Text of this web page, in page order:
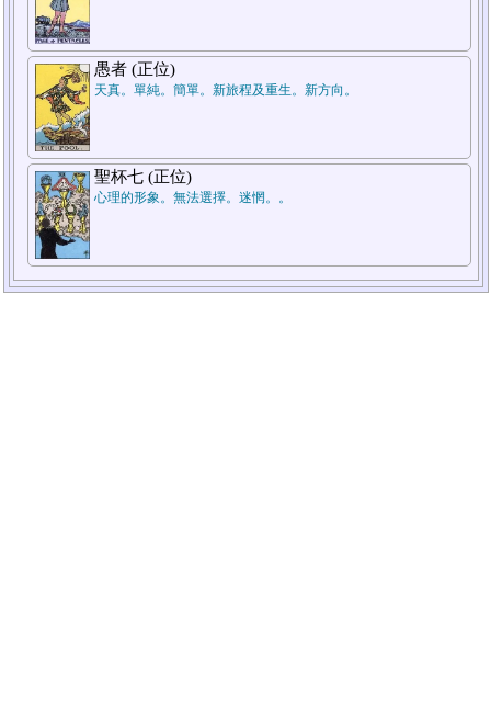
愚者 (正位)
天真。單純。簡單。新旅程及重生。新方向。
聖杯七 (正位)
心理的形象。無法選擇。迷惘。。